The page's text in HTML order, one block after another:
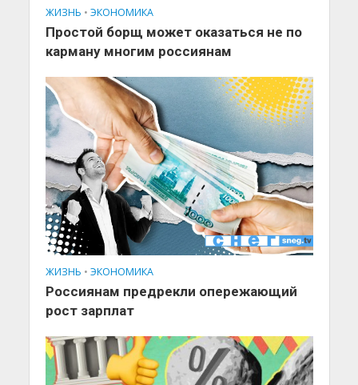
ЖИЗНЬ • ЭКОНОМИКА
Простой борщ может оказаться не по
карману многим россиянам
ЖИЗНЬ • ЭКОНОМИКА
Россиянам предрекли опережающий
рост зарплат